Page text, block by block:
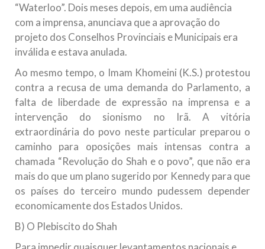
“Waterloo”. Dois meses depois, em uma audiência
com a imprensa, anunciava que a aprovação do
projeto dos Conselhos Provinciais e Municipais era
inválida e estava anulada.
Ao mesmo tempo, o Imam Khomeini (K.S.) protestou
contra a recusa de uma demanda do Parlamento, a
falta de liberdade de expressão na imprensa e a
intervenção do sionismo no Irã. A vitória
extraordinária do povo neste particular preparou o
caminho para oposições mais intensas contra a
chamada “Revolução do Shah e o povo”, que não era
mais do que um plano sugerido por Kennedy para que
os países do terceiro mundo pudessem depender
economicamente dos Estados Unidos.
B) O Plebiscito do Shah